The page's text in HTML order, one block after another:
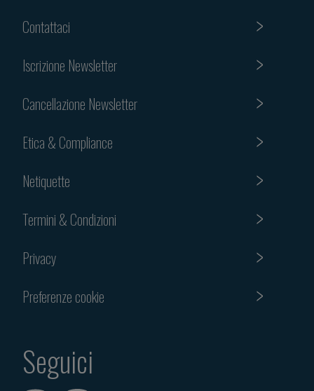
Contattaci
Iscrizione Newsletter
Cancellazione Newsletter
Etica & Compliance
Netiquette
Termini & Condizioni
Privacy
Preferenze cookie
Seguici